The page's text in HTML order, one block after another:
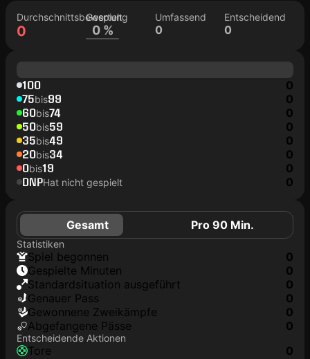
Durchschnittsbewertung
0
Gespielt
0 %
Umfassend
0
Entscheidend
0
100 0
75bis99 0
60bis74 0
50bis59 0
35bis49 0
20bis34 0
0bis19 0
DNPHat nicht gespielt 0
Gesamt Pro 90 Min.
Statistiken
Spiel begonnen
0
Gespielte Minuten
0
Standardsituation ausgeführt
0
genauer Pass
0
Gewonnene Zweikämpfe
0
Abgefangene Pässe
0
Entscheidende Aktionen
Tore
0